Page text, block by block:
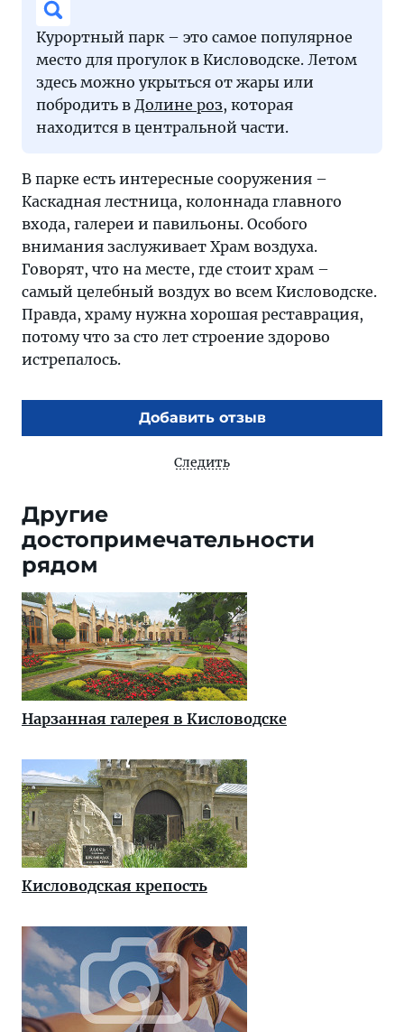
Курортный парк – это самое популярное
место для прогулок в Кисловодске. Летом
здесь можно укрыться от жары или
побродить в Долине роз, которая
находится в центральной части.
В парке есть интересные сооружения –
Каскадная лестница, колоннада главного
входа, галереи и павильоны. Особого
внимания заслуживает Храм воздуха.
Говорят, что на месте, где стоит храм –
самый целебный воздух во всем Кисловодске.
Правда, храму нужна хорошая реставрация,
потому что за сто лет строение здорово
истрепалось.
Добавить отзыв
Следить
Другие
достопримечательности
рядом
Нарзанная галерея в Кисловодске
Кисловодская крепость